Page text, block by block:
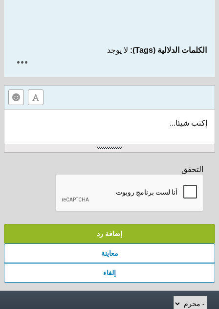
الكلمات الدلالية (Tags): لا يوجد
إكتب شيئا...
التحقق
إضافة رد
معاينة
إلغاء